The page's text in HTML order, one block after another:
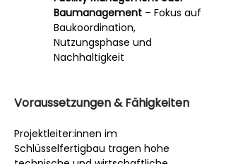
Baumanagement – Fokus auf
Baukoordination,
Nutzungsphase und
Nachhaltigkeit
Voraussetzungen & Fähigkeiten
Projektleiter:innen im
Schlüsselfertigbau tragen hohe